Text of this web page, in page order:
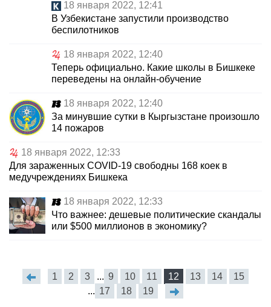
18 января 2022, 12:41
В Узбекистане запустили производство
беспилотников
18 января 2022, 12:40
Теперь официально. Какие школы в Бишкеке
переведены на онлайн-обучение
18 января 2022, 12:40
За минувшие сутки в Кыргызстане произошло
14 пожаров
18 января 2022, 12:33
Для зараженных COVID-19 свободны 168 коек в
медучреждениях Бишкека
18 января 2022, 12:33
Что важнее: дешевые политические скандалы
или $500 миллионов в экономику?
1 2 3 ... 9 10 11 12 13 14
15
... 17 18 19